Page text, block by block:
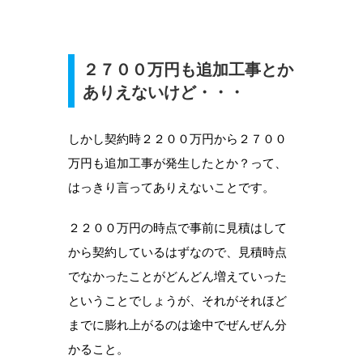
２７００万円も追加工事とか
ありえないけど・・・
しかし契約時２２００万円から２７００
万円も追加工事が発生したとか？って、
はっきり言ってありえないことです。
２２００万円の時点で事前に見積はして
から契約しているはずなので、見積時点
でなかったことがどんどん増えていった
ということでしょうが、それがそれほど
までに膨れ上がるのは途中でぜんぜん分
かること。